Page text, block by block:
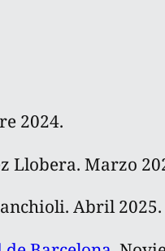
2024.
Llobera. Marzo
Abril 2025.